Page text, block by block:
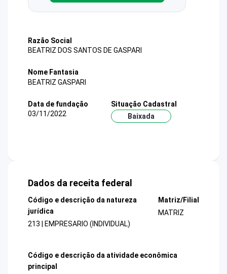
Razão Social
BEATRIZ DOS SANTOS DE GASPARI
Nome Fantasia
BEATRIZ GASPARI
Data de fundação
03/11/2022
Situação Cadastral
Baixada
Dados da receita federal
Código e descrição da natureza
jurídica
213 | EMPRESARIO (INDIVIDUAL)
Matriz/Filial
MATRIZ
Código e descrição da atividade econômica
principal